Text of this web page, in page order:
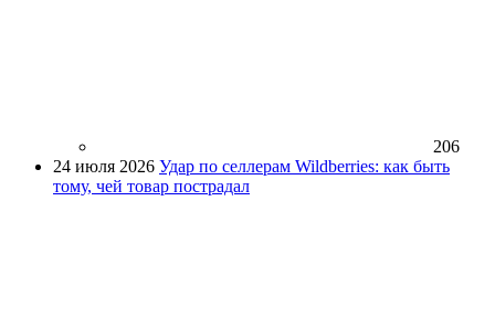
206
24 июля 2026 Удар по селлерам Wildberries: как быть
тому, чей товар пострадал